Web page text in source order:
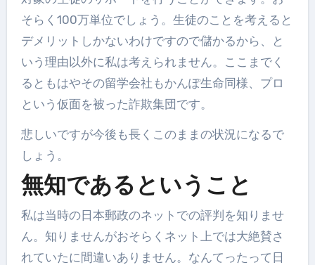
そらく100万単位でしょう。生徒のことを考えると
デメリットしかないわけですので儲かるから、と
いう理由以外に私は考えられません。ここまでく
るともはやその留学会社もかんぽ生命同様、プロ
という仮面を被った詐欺集団です。
悲しいですが今後も長くこのままの状況になるで
しょう。
無知であるということ
私は当時の日本郵政のネットでの評判を知りませ
ん。知りませんがおそらくネット上では大絶賛さ
れていたに間違いありません。なんてったって日